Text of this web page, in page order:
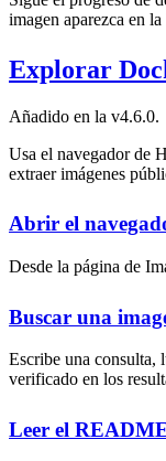
imagen aparezca en la
Explorar
Añadido en la v4.6.0.
Usa el navegador de
extraer imágenes
Abrir el
Desde la página de
Buscar una
Escribe una consulta,
verificado en los
Leer el